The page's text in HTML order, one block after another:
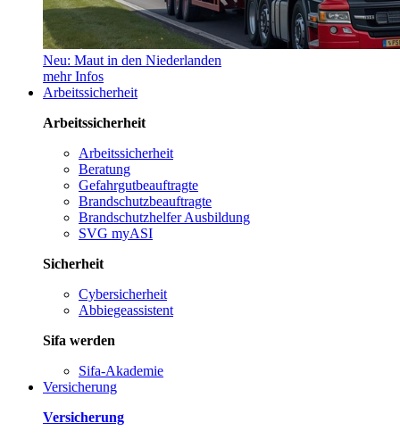
Neu: Maut in den Niederlanden
mehr Infos
Arbeitssicherheit
Arbeitssicherheit
Arbeitssicherheit
Beratung
Gefahrgutbeauftragte
Brandschutzbeauftragte
Brandschutzhelfer Ausbildung
SVG myASI
Sicherheit
Cybersicherheit
Abbiegeassistent
Sifa werden
Sifa-Akademie
Versicherung
Versicherung